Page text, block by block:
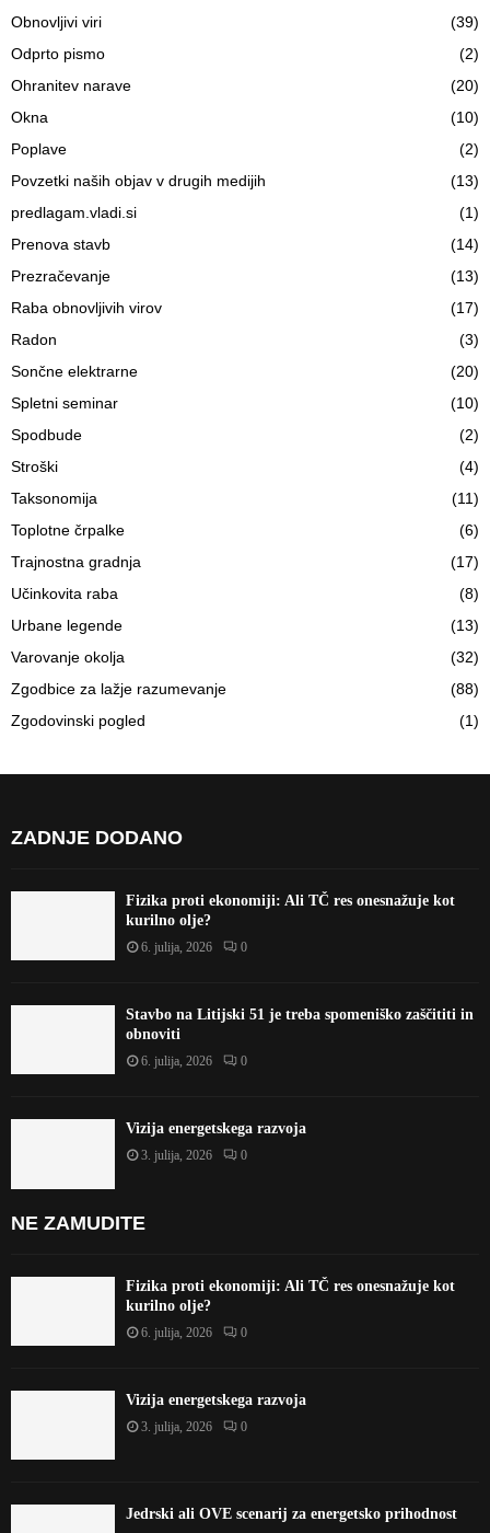
Obnovljivi viri
(39)
Odprto pismo
(2)
Ohranitev narave
(20)
Okna
(10)
Poplave
(2)
Povzetki naših objav v drugih medijih
(13)
predlagam.vladi.si
(1)
Prenova stavb
(14)
Prezračevanje
(13)
Raba obnovljivih virov
(17)
Radon
(3)
Sončne elektrarne
(20)
Spletni seminar
(10)
Spodbude
(2)
Stroški
(4)
Taksonomija
(11)
Toplotne črpalke
(6)
Trajnostna gradnja
(17)
Učinkovita raba
(8)
Urbane legende
(13)
Varovanje okolja
(32)
Zgodbice za lažje razumevanje
(88)
Zgodovinski pogled
(1)
ZADNJE DODANO
Fizika proti ekonomiji: Ali TČ res onesnažuje kot
kurilno olje?
6. julija, 2026 0
Stavbo na Litijski 51 je treba spomeniško zaščititi in
obnoviti
6. julija, 2026 0
Vizija energetskega razvoja
3. julija, 2026 0
NE ZAMUDITE
Fizika proti ekonomiji: Ali TČ res onesnažuje kot
kurilno olje?
6. julija, 2026 0
Vizija energetskega razvoja
3. julija, 2026 0
Jedrski ali OVE scenarij za energetsko prihodnost